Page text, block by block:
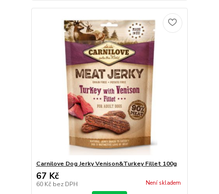
Carnilove Dog Jerky Venison&Turkey Fillet 100g
67 Kč
60 Kč bez DPH Není skladem